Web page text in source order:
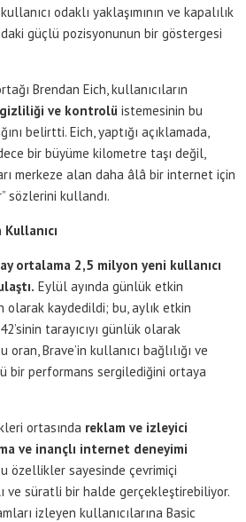
odaklı yaklaşımının ve kapalılık
güçlü pozisyonunun bir göstergesi
Brendan Eich, kullanıcıların
gizliliği ve kontrolü istemesinin bu
belirtti. Eich, yaptığı açıklamada,
bir büyüme kilometre taşı değil,
merkeze alan daha âlâ bir internet için
sözlerini kullandı.
ortalama 2,5 milyon yeni kullanıcı
Eylül ayında günlük etkin
olarak kaydedildi; bu, aylık etkin
tarayıcıyı günlük olarak
oran, Brave’in kullanıcı bağlılığı ve
bir performans sergilediğini ortaya
ortasında reklam ve izleyici
ve inançlı internet deneyimi
özellikler sayesinde çevrimiçi
ve süratli bir halde gerçekleştirebiliyor.
izleyen kullanıcılarına Basic